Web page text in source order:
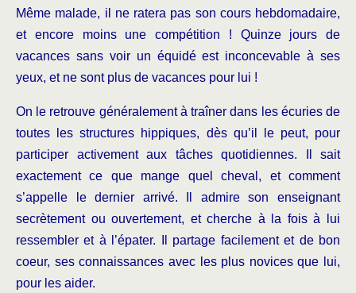
Même malade, il ne ratera pas son cours hebdomadaire,
et encore moins une compétition ! Quinze jours de
vacances sans voir un équidé est inconcevable à ses
yeux, et ne sont plus de vacances pour lui !
On le retrouve généralement à traîner dans les écuries de
toutes les structures hippiques, dès qu’il le peut, pour
participer activement aux tâches quotidiennes. Il sait
exactement ce que mange quel cheval, et comment
s’appelle le dernier arrivé. Il admire son enseignant
secrètement ou ouvertement, et cherche à la fois à lui
ressembler et à l’épater. Il partage facilement et de bon
coeur, ses connaissances avec les plus novices que lui,
pour les aider.